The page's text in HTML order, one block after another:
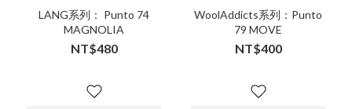
LANG系列： Punto 74
MAGNOLIA
NT$480
WoolAddicts系列：Punto
79 MOVE
NT$400